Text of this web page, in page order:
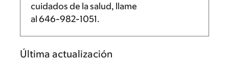
cuidados de la salud, llame
al 646-982-1051.
Última actualización